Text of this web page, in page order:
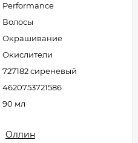
Performance
Волосы
Окрашивание
Окислители
727182 сиреневый
4620753721586
90 мл
Оллин